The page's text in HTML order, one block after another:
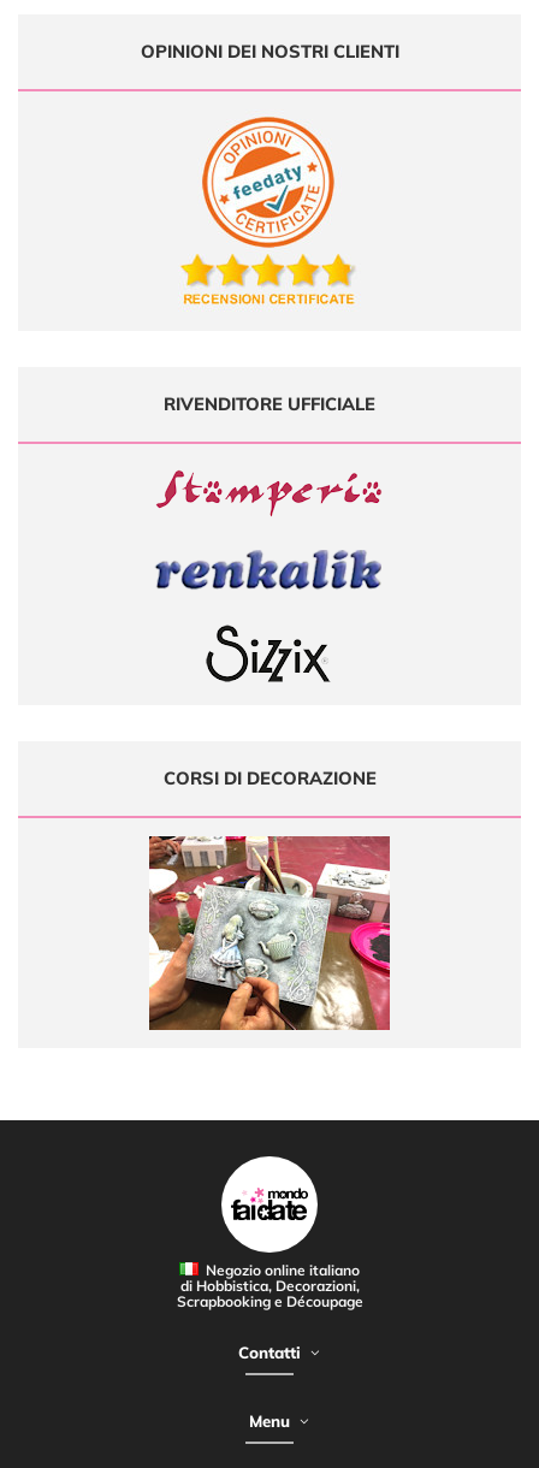
OPINIONI DEI NOSTRI CLIENTI
RIVENDITORE UFFICIALE
CORSI DI DECORAZIONE
Negozio online italiano
di Hobbistica, Decorazioni,
Scrapbooking e Découpage
Contatti
Menu